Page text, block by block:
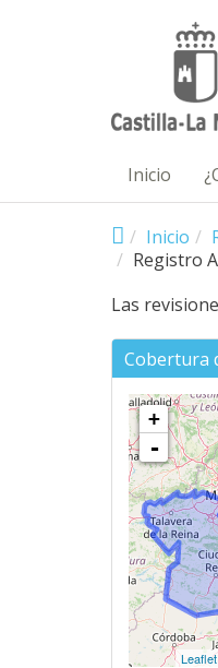
Inicio
Inicio
Registro
Las
Cobertura
+
-
Leaflet